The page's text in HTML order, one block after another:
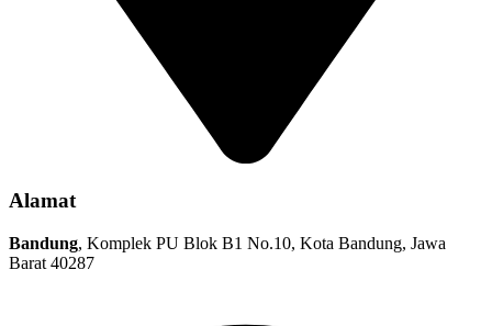
Alamat
Bandung, Komplek PU Blok B1 No.10, Kota Bandung, Jawa
Barat 40287